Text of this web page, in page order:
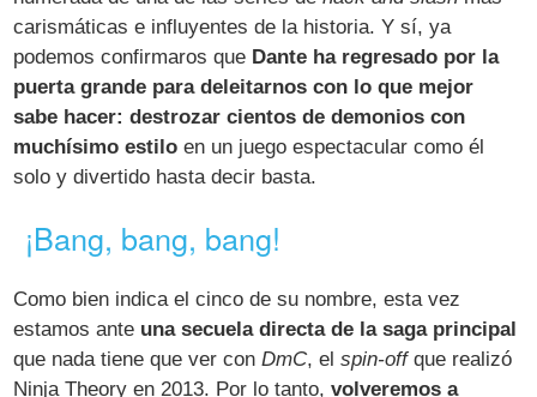
carismáticas e influyentes de la historia. Y sí, ya
podemos confirmaros que Dante ha regresado por la
puerta grande para deleitarnos con lo que mejor
sabe hacer: destrozar cientos de demonios con
muchísimo estilo en un juego espectacular como él
solo y divertido hasta decir basta.
¡Bang, bang, bang!
Como bien indica el cinco de su nombre, esta vez
estamos ante una secuela directa de la saga principal
que nada tiene que ver conDmC, elspin-offque realizó
Ninja Theory en 2013. Por lo tanto,volveremos a